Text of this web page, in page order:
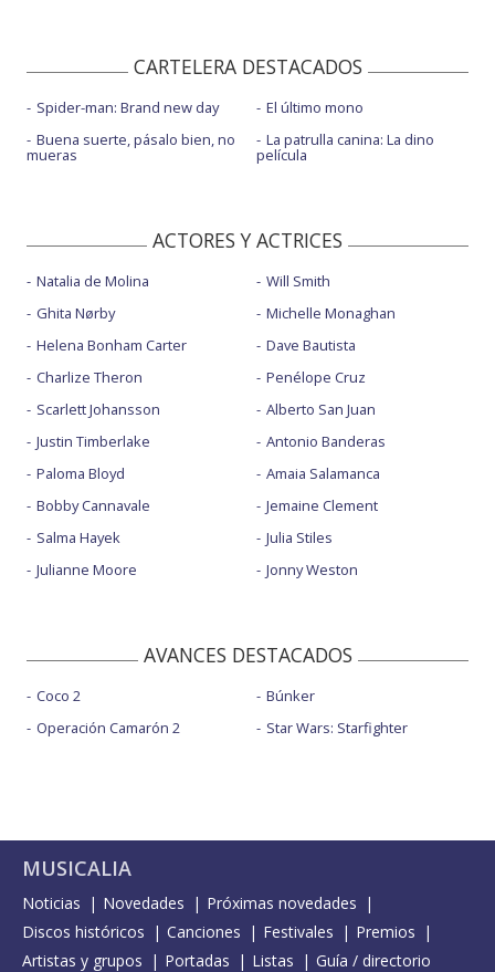
CARTELERA DESTACADOS
Spider-man: Brand new day
Buena suerte, pásalo bien, no
mueras
El último mono
La patrulla canina: La dino
película
ACTORES Y ACTRICES
Natalia de Molina
Ghita Nørby
Helena Bonham Carter
Charlize Theron
Scarlett Johansson
Justin Timberlake
Paloma Bloyd
Bobby Cannavale
Salma Hayek
Julianne Moore
Will Smith
Michelle Monaghan
Dave Bautista
Penélope Cruz
Alberto San Juan
Antonio Banderas
Amaia Salamanca
Jemaine Clement
Julia Stiles
Jonny Weston
AVANCES DESTACADOS
Coco 2
Operación Camarón 2
Búnker
Star Wars: Starfighter
MUSICALIA
Noticias Novedades
Próximas novedades
Discos históricos
Canciones Festivales
Premios
Artistas y grupos
Portadas Listas Guía / directorio